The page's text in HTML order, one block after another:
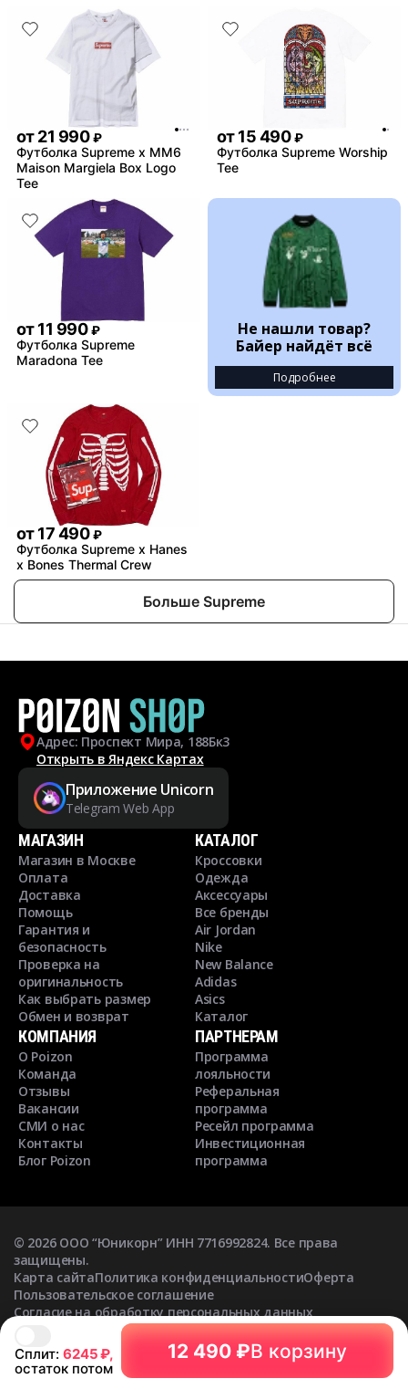
Сплит: 6245₽,
остаток потом
12 490 ₽В корзину
от21 990 ₽
Футболка Supreme x MM6
Maison Margiela Box Logo
Tee
от15 490 ₽
Футболка Supreme Worship
Tee
от11 990 ₽
Футболка Supreme
Maradona Tee
Не нашли товар?
Байер найдёт всё
Подробнее
от17 490 ₽
Футболка Supreme x Hanes
x Bones Thermal Crew
Больше Supreme
Адрес: Проспект Мира, 188Бк3
Открыть в Яндекс Картах
Приложение Unicorn
Telegram Web App
МАГАЗИН
Магазин в Москве
Оплата
Доставка
Помощь
Гарантия и
безопасность
Проверка на
оригинальность
Как выбрать размер
Обмен и возврат
КАТАЛОГ
Кроссовки
Одежда
Аксессуары
Все бренды
Air Jordan
Nike
New Balance
Adidas
Asics
Каталог
КОМПАНИЯ
О Poizon
Команда
Отзывы
Вакансии
СМИ о нас
Контакты
Блог Poizon
ПАРТНЕРАМ
Программа
лояльности
Реферальная
программа
Ресейл программа
Инвестиционная
программа
© 2026ООО “Юникорн” ИНН 7716992824. Все права
защищены.
Карта сайтаПолитика конфиденциальностиОферта
Пользовательское соглашение
Согласие на обработку персональных данных
Согласие на получение рекламных рассылок